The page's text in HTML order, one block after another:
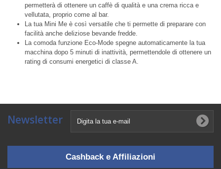
permetterà di ottenere un caffè di qualità e una crema ricca e
vellutata, proprio come al bar.
La tua Mini Me è così versatile che ti permette di preparare con
facilità anche deliziose bevande fredde.
La comoda funzione Eco-Mode spegne automaticamente la tua
macchina dopo 5 minuti di inattività, permettendole di ottenere un
rating di consumi energetici di classe A.
Newsletter
Cashback e Affiliazioni